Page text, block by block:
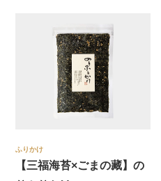
ふりかけ
【三福海苔×ごまの藏】の